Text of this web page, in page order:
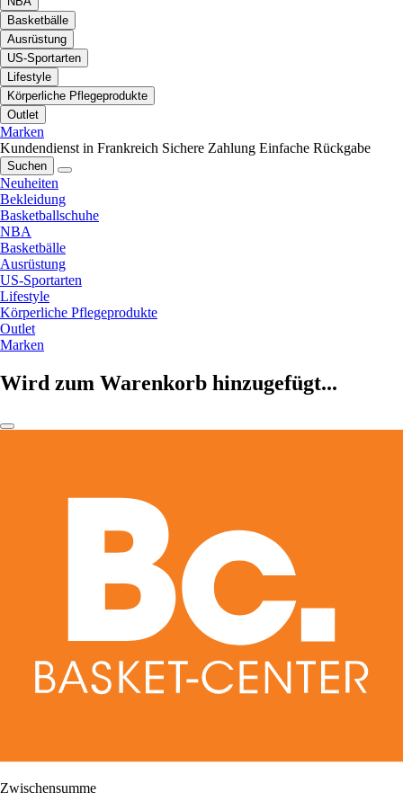
Basketbälle
Ausrüstung
US-Sportarten
Lifestyle
Körperliche Pflegeprodukte
Outlet
Marken
Kundendienst in Frankreich Sichere Zahlung Einfache Rückgabe
Suchen
Neuheiten
Bekleidung
Basketballschuhe
NBA
Basketbälle
Ausrüstung
US-Sportarten
Lifestyle
Körperliche Pflegeprodukte
Outlet
Marken
Wird zum Warenkorb hinzugefügt...
Zwischensumme